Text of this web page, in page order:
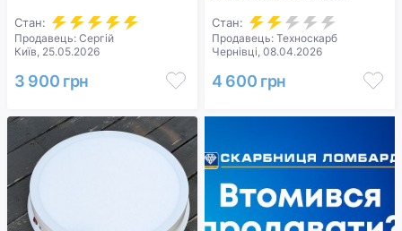
Стан:
Продавець: Сергій
Київ, 25.05.2026
3 900 грн
A2000
Стан:
Продавець: Техноскарб
Чернівці, 08.04.2026
4 600 грн